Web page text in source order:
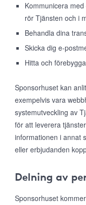
Kommunicera
rör Tjänsten och i
Behandla dina
Skicka dig e-
Hitta och
Sponsorhuset kan
exempelvis vara
systemutveckling av
för att leverera
informationen i annat
eller erbjudanden
Delning av
Sponsorhuset